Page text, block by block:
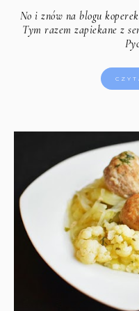
No i znów na blogu
Tym razem zapiekane z